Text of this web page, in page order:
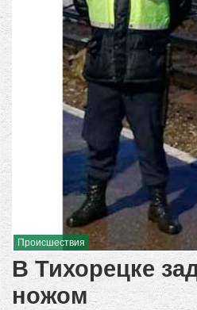
Происшествия
В Тихорецке
ножом